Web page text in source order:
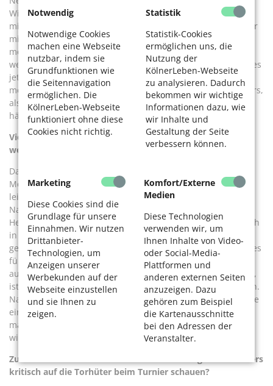
Notwendig
Notwendige Cookies
machen eine Webseite
nutzbar, indem sie
Grundfunktionen wie
die Seitennavigation
ermöglichen. Die
KölnerLeben-Webseite
funktioniert ohne diese
Cookies nicht richtig.
Statistik
Statistik-Cookies
ermöglichen uns, die
Nutzung der
KölnerLeben-Webseite
zu analysieren. Dadurch
bekommen wir wichtige
Informationen dazu, wie
wir Inhalte und
Gestaltung der Seite
verbessern können.
Marketing
Diese Cookies sind die
Grundlage für unsere
Einnahmen. Wir nutzen
Drittanbieter-
Technologien, um
Anzeigen unserer
Werbekunden auf der
Webseite einzustellen
und sie Ihnen zu
zeigen.
Komfort/Externe
Medien
Diese Technologien
verwenden wir, um
Ihnen Inhalte von Video-
oder Social-Media-
Plattformen und
anderen externen Seiten
anzuzeigen. Dazu
gehören zum Beispiel
die Kartenausschnitte
bei den Adressen der
Veranstalter.
Wiederaufstieg beendet. Wenn, dann waren es Menschen,
mit denen es im einzelnen Fall Probleme gab. Der FC war für
mich als Jugendlicher das große Ziel und ist bis heute Teil
meines Lebens. Ich gehe natürlich noch ins Stadion, auch
wenn es diese Saison oft an den Nerven zehrt. Ich genieße es
jetzt einfach, Fan zu sein. Zum Glück dreht sich jetzt keiner
mehr zu mir um, wenn wir Tore reinkriegen – das war anders,
als ich im Vorstand war. Da fühlte es sich manchmal an, als
hätte ich den Ball persönlich ins Netz bekommen.
Viele Kinder wollen Berufsfußballerinnen, Profifußballer
werden. Was würden Sie etwa Ihrem Enkelkind raten?
Da brauche ich gar nicht bis zu meiner Enkelin zu denken.
Meine Tochter wollte von klein auf Fußball spielen. Ich war
leider dagegen. Ich dachte, es tut ihr nicht gut, mit meinem
Nachnamen auf dem Feld zu stehen, vielleicht sogar im Tor.
Heute würde ich es anders sehen. Sie spielt inzwischen auch
in der Uni-Fußballmannschaft, aber ich habe es ihr schwer
gemacht. Heute würde ich sagen: Mach das, finde raus, ob es
für dich passt oder nicht. Aber konzentriere dich nicht nur
auf den Fußball, denn die Chance, damit Geld zu verdienen,
ist minimal. Das hatte mir auch schon meine Mutter geraten.
Nach der Schule musste ich deshalb vor meiner Profikarriere
eine dreieinhalbjährige Ausbildung zum Kupferschmied
machen. Und als Fußballer habe ich immer berücksichtigt,
wie sie mich erzogen hat: Sei ehrlich und fleißig.
Zum Abschluss nochmal zur EM: Werden Sie ganz besonders
kritisch auf die Torhüter beim Turnier schauen?